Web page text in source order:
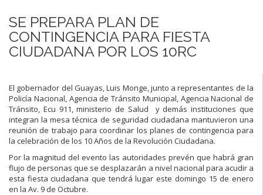
SE PREPARA PLAN DE
CONTINGENCIA PARA FIESTA
CIUDADANA POR LOS 10RC
El gobernador del Guayas, Luis Monge, junto a representantes de la
Policía Nacional, Agencia de Tránsito Municipal, Agencia Nacional de
Tránsito, Ecu 911, ministerio de Salud y demás instituciones que
integran la mesa técnica de seguridad ciudadana mantuvieron una
reunión de trabajo para coordinar los planes de contingencia para
la celebración de los 10 Años de la Revolución Ciudadana.
Por la magnitud del evento las autoridades prevén que habrá gran
flujo de personas que se desplazarán a nivel nacional para acudir a
esta fiesta ciudadana que tendrá lugar este domingo 15 de enero
en la Av. 9 de Octubre.